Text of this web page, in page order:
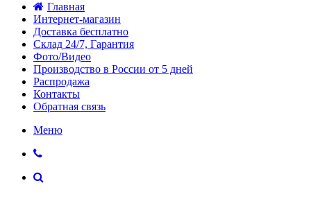
Главная
Интернет-магазин
Доставка бесплатно
Склад 24/7, Гарантия
Фото/Видео
Производство в России от 5 дней
Распродажа
Контакты
Обратная связь
Меню